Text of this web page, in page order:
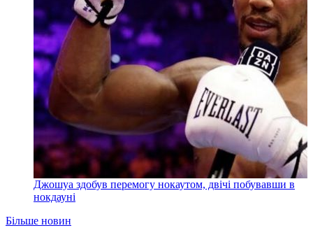
Джошуа здобув перемогу нокаутом, двічі побувавши в
нокдауні
Більше новин